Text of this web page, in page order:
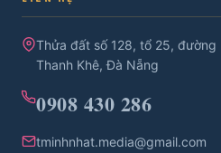
Thửa đất số 128, tổ 25, đường
Thanh Khê, Đà Nẵng
0908 430 286
tminhnhat.media@gmail.com